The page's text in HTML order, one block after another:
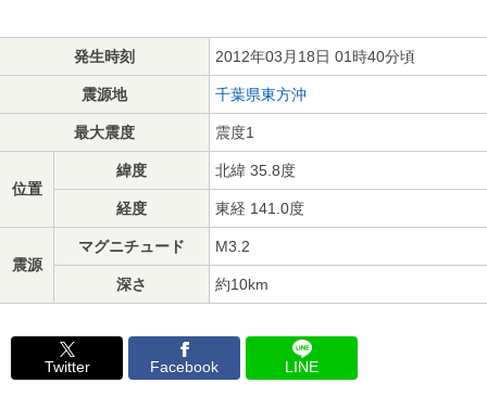
発生時刻 2012年03月18日 01時40分頃
震源地 千葉県東方沖
最大震度 震度1
位置
緯度 北緯 35.8度
経度 東経 141.0度
震源
マグニチュード M3.2
深さ 約10km
Twitter Facebook LINE